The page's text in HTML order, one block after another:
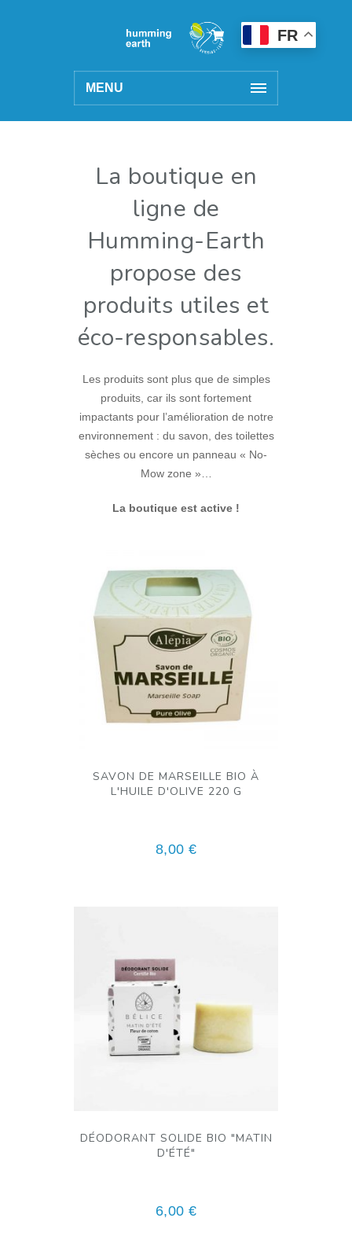
MENU
FR
La boutique en
ligne de
Humming-Earth
propose des
produits utiles et
éco-responsables.
Les produits sont plus que de simples
produits, car ils sont fortement
impactants pour l’amélioration de notre
environnement : du savon, des toilettes
sèches ou encore un panneau « No-
Mow zone »…
La boutique est active !
SAVON DE MARSEILLE BIO À
L'HUILE D'OLIVE 220 G
8,00 €
DÉODORANT SOLIDE BIO "MATIN
D'ÉTÉ"
6,00 €